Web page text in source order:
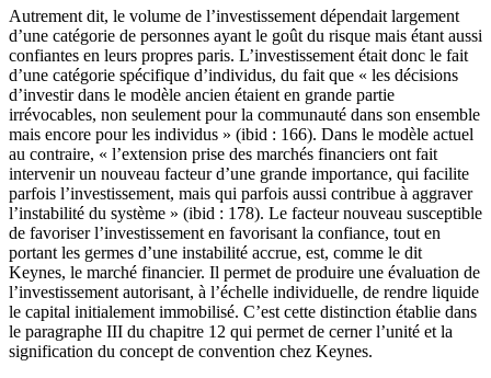
Autrement dit, le volume de l’investissement dépendait largement
d’une catégorie de personnes ayant le goût du risque mais étant aussi
confiantes en leurs propres paris. L’investissement était donc le fait
d’une catégorie spécifique d’individus, du fait que « les décisions
d’investir dans le modèle ancien étaient en grande partie
irrévocables, non seulement pour la communauté dans son ensemble
mais encore pour les individus » (ibid : 166). Dans le modèle actuel
au contraire, « l’extension prise des marchés financiers ont fait
intervenir un nouveau facteur d’une grande importance, qui facilite
parfois l’investissement, mais qui parfois aussi contribue à aggraver
l’instabilité du système » (ibid : 178). Le facteur nouveau susceptible
de favoriser l’investissement en favorisant la confiance, tout en
portant les germes d’une instabilité accrue, est, comme le dit
Keynes, le marché financier. Il permet de produire une évaluation de
l’investissement autorisant, à l’échelle individuelle, de rendre liquide
le capital initialement immobilisé. C’est cette distinction établie dans
le paragraphe III du chapitre 12 qui permet de cerner l’unité et la
signification du concept de convention chez Keynes.